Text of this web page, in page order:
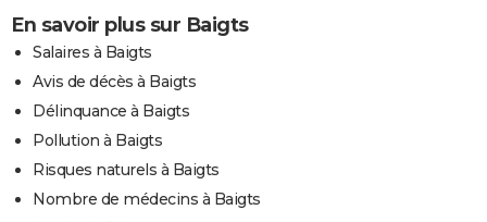
En savoir plus sur Baigts
Salaires à Baigts
Avis de décès à Baigts
Délinquance à Baigts
Pollution à Baigts
Risques naturels à Baigts
Nombre de médecins à Baigts